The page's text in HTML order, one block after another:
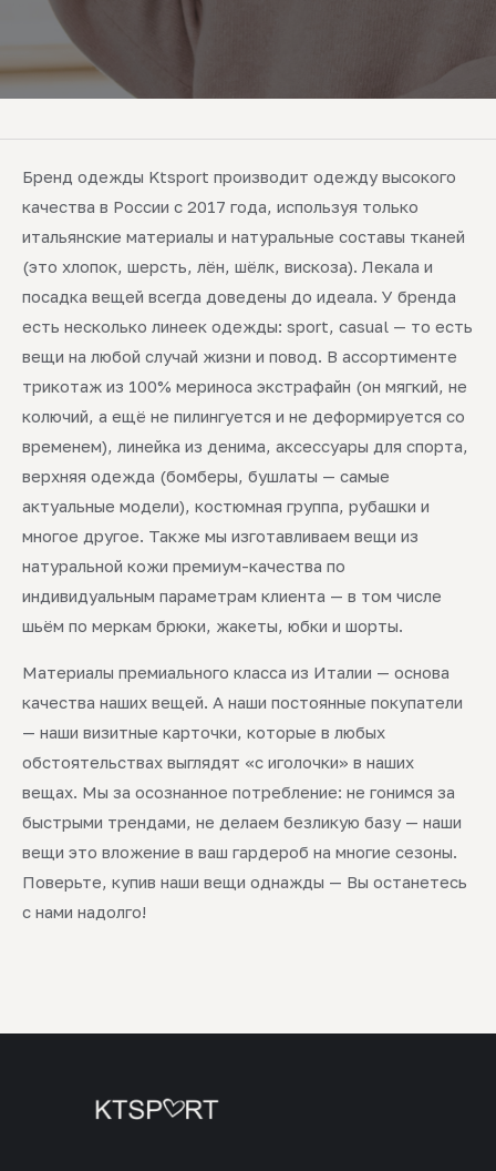
Бренд одежды Ktsport производит одежду высокого
качества в России с 2017 года, используя только
итальянские материалы и натуральные составы тканей
(это хлопок, шерсть, лён, шёлк, вискоза). Лекала и
посадка вещей всегда доведены до идеала. У бренда
есть несколько линеек одежды: sport, casual — то есть
вещи на любой случай жизни и повод. В ассортименте
трикотаж из 100% мериноса экстрафайн (он мягкий, не
колючий, а ещё не пилингуется и не деформируется со
временем), линейка из денима, аксессуары для спорта,
верхняя одежда (бомберы, бушлаты — самые
актуальные модели), костюмная группа, рубашки и
многое другое. Также мы изготавливаем вещи из
натуральной кожи премиум-качества по
индивидуальным параметрам клиента — в том числе
шьём по меркам брюки, жакеты, юбки и шорты.
Материалы премиального класса из Италии — основа
качества наших вещей. А наши постоянные покупатели
— наши визитные карточки, которые в любых
обстоятельствах выглядят «с иголочки» в наших
вещах. Мы за осознанное потребление: не гонимся за
быстрыми трендами, не делаем безликую базу — наши
вещи это вложение в ваш гардероб на многие сезоны.
Поверьте, купив наши вещи однажды — Вы останетесь
с нами надолго!